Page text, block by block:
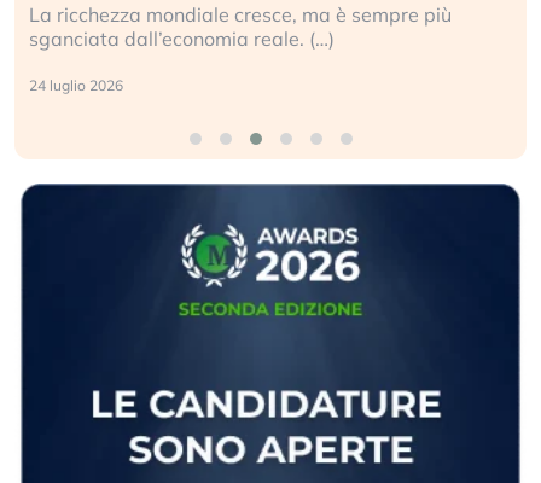
La ricchezza mondiale cresce, ma è sempre più
sganciata dall’economia reale. (…)
24 luglio 2026